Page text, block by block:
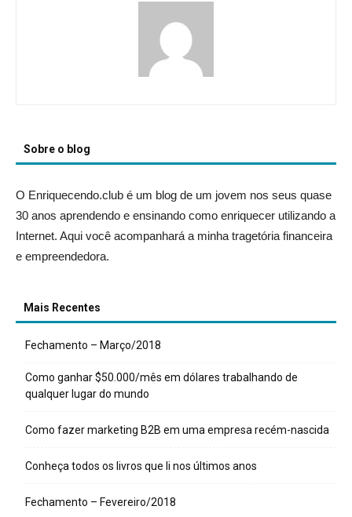
Sobre o blog
O Enriquecendo.club é um blog de um jovem nos seus quase
30 anos aprendendo e ensinando como enriquecer utilizando a
Internet. Aqui você acompanhará a minha tragetória financeira
e empreendedora.
Mais Recentes
Fechamento – Março/2018
Como ganhar $50.000/mês em dólares trabalhando de
qualquer lugar do mundo
Como fazer marketing B2B em uma empresa recém-nascida
Conheça todos os livros que li nos últimos anos
Fechamento – Fevereiro/2018